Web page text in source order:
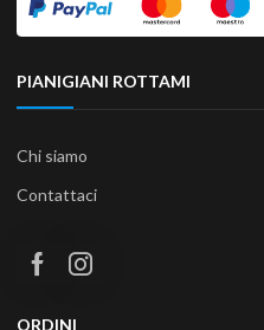
PIANIGIANI ROTTAMI
Chi siamo
Contattaci
ORDINI